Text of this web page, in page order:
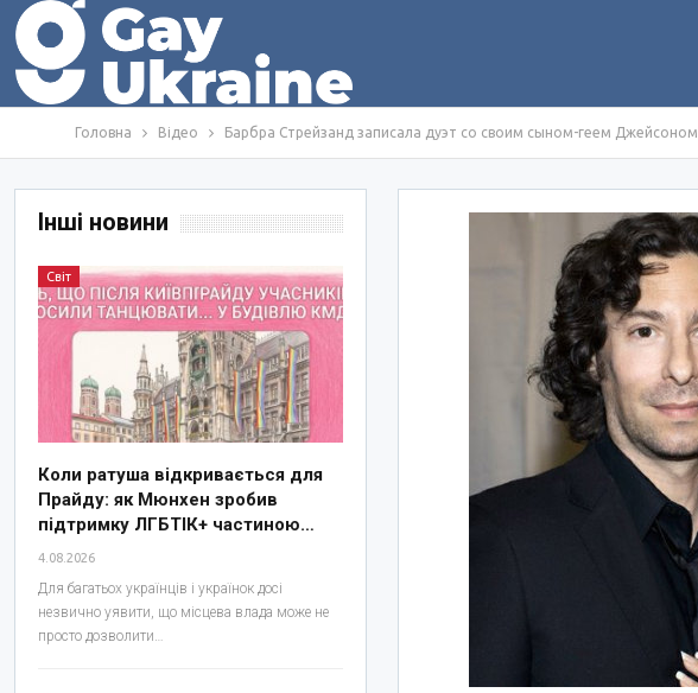
Головна Відео Барбра Стрейзанд записала дуэт со своим сыном-геем Джейсоном
Інші новини
Світ
Коли ратуша відкривається для
Прайду: як Мюнхен зробив
підтримку ЛГБТІК+ частиною…
4.08.2026
Для багатьох українців і українок досі
незвично уявити, що місцева влада може не
просто дозволити…